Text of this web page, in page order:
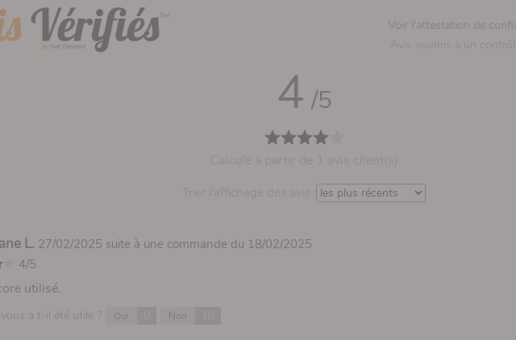
4 /5
L. 27/02/2025 suite à une commande du 18/02/2025
4/5
utilisé.
a t-il été utile ? Oui Non